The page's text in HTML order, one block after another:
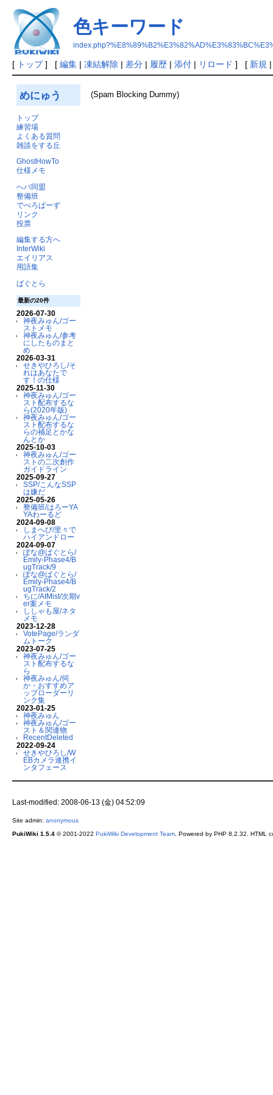
色キーワード
[ トップ] [ 編集| 凍結解除 | 差分| 履歴| 添付| リロード ] [ 新規
めにゅう
トップ
練習場
よくある質問
雑談をする丘
GhostHowTo
仕様メモ
へパ同盟
整備班
でべろぱーず
リンク
投票
編集する方へ
InterWiki
エイリアス
用語集
ばぐとら
最新の20件
2026-07-30
神夜みゅん/ゴー
ストメモ
神夜みゅん/参考
にしたものまと
め
2026-03-31
せきやひろし/そ
れはあなたで
す！の仕様
2025-11-30
神夜みゅん/ゴー
スト配布するな
ら(2020年版)
神夜みゅん/ゴー
スト配布するな
らの補足とかな
んとか
2025-10-03
神夜みゅん/ゴー
ストの二次創作
ガイドライン
2025-09-27
SSP/こんなSSP
は嫌だ
2025-05-26
整備班/はろーYA
YAわーるど
2024-09-08
しまへび/里々で
ハイアンドロー
2024-09-07
ぽな@ばぐとら/
Emily-Phase4/B
ugTrack/9
ぽな@ばぐとら/
Emily-Phase4/B
ugTrack/2
ちに/AIMist/次期v
er案メモ
ししゃも屋/ネタ
メモ
2023-12-28
VotePage/ランダ
ムトーク
2023-07-25
神夜みゅん/ゴー
スト配布するな
ら
神夜みゅん/伺
か・おすすめア
ップローダーリ
ンク集
2023-01-25
神夜みゅん
神夜みゅん/ゴー
スト＆関連物
RecentDeleted
2022-09-24
せきやひろし/W
EBカメラ連携イ
ンタフェース
(Spam Blocking Dummy)
Last-modified: 2008-06-13 (金) 04:52:09
Site admin: anonymous
PukiWiki 1.5.4© 2001-2022 PukiWiki Development Team. Powered by PHP 8.2.32. HTML